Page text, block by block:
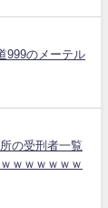
999のメーテル
の受刑者一覧
ｗｗｗｗｗｗ